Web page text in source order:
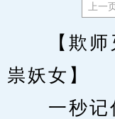
上一页
【欺师灭
祟妖女】
一秒记住